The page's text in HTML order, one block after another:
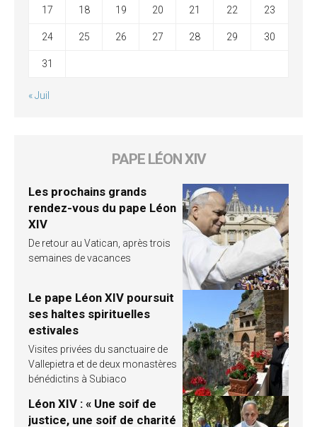
17 18 19 20 21 22 23
24 25 26 27 28 29 30
31
« Juil
PAPE LÉON XIV
Les prochains grands
rendez-vous du pape Léon
XIV
De retour au Vatican, après trois
semaines de vacances
Le pape Léon XIV poursuit
ses haltes spirituelles
estivales
Visites privées du sanctuaire de
Vallepietra et de deux monastères
bénédictins à Subiaco
Léon XIV : « Une soif de
justice, une soif de charité